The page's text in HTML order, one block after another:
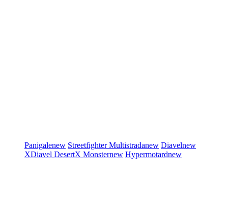
Panigalenew StreetfighterMultistradanew Diavelnew
XDiavel DesertX Monsternew Hypermotardnew